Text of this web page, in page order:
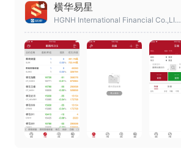
横华易星
HGNH International Financial Co.,LIMI